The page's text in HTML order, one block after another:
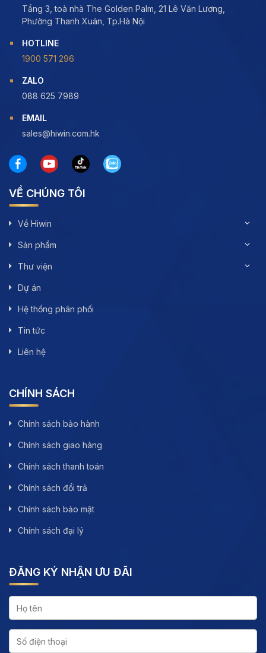
Tầng 3, toà nhà The Golden Palm, 21 Lê Văn Lương,
Phường Thanh Xuân, Tp.Hà Nội
HOTLINE
1900 571 296
ZALO
088 625 7989
EMAIL
sales@hiwin.com.hk
VỀ CHÚNG TÔI
Về Hiwin
Sản phẩm
Thư viện
Dự án
Hệ thống phân phối
Tin tức
Liên hệ
CHÍNH SÁCH
Chính sách bảo hành
Chính sách giao hàng
Chính sách thanh toán
Chính sách đổi trả
Chính sách bảo mật
Chính sách đại lý
ĐĂNG KÝ NHẬN ƯU ĐÃI